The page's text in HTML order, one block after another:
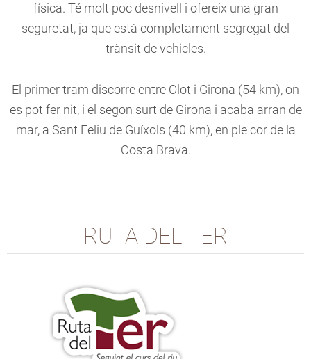
física. Té molt poc desnivell i ofereix una gran
seguretat, ja que està completament segregat del
trànsit de vehicles.
El primer tram discorre entre Olot i Girona (54 km), on
es pot fer nit, i el segon surt de Girona i acaba arran de
mar, a Sant Feliu de Guíxols (40 km), en ple cor de la
Costa Brava.
RUTA DEL TER